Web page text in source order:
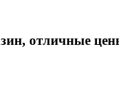
отличные